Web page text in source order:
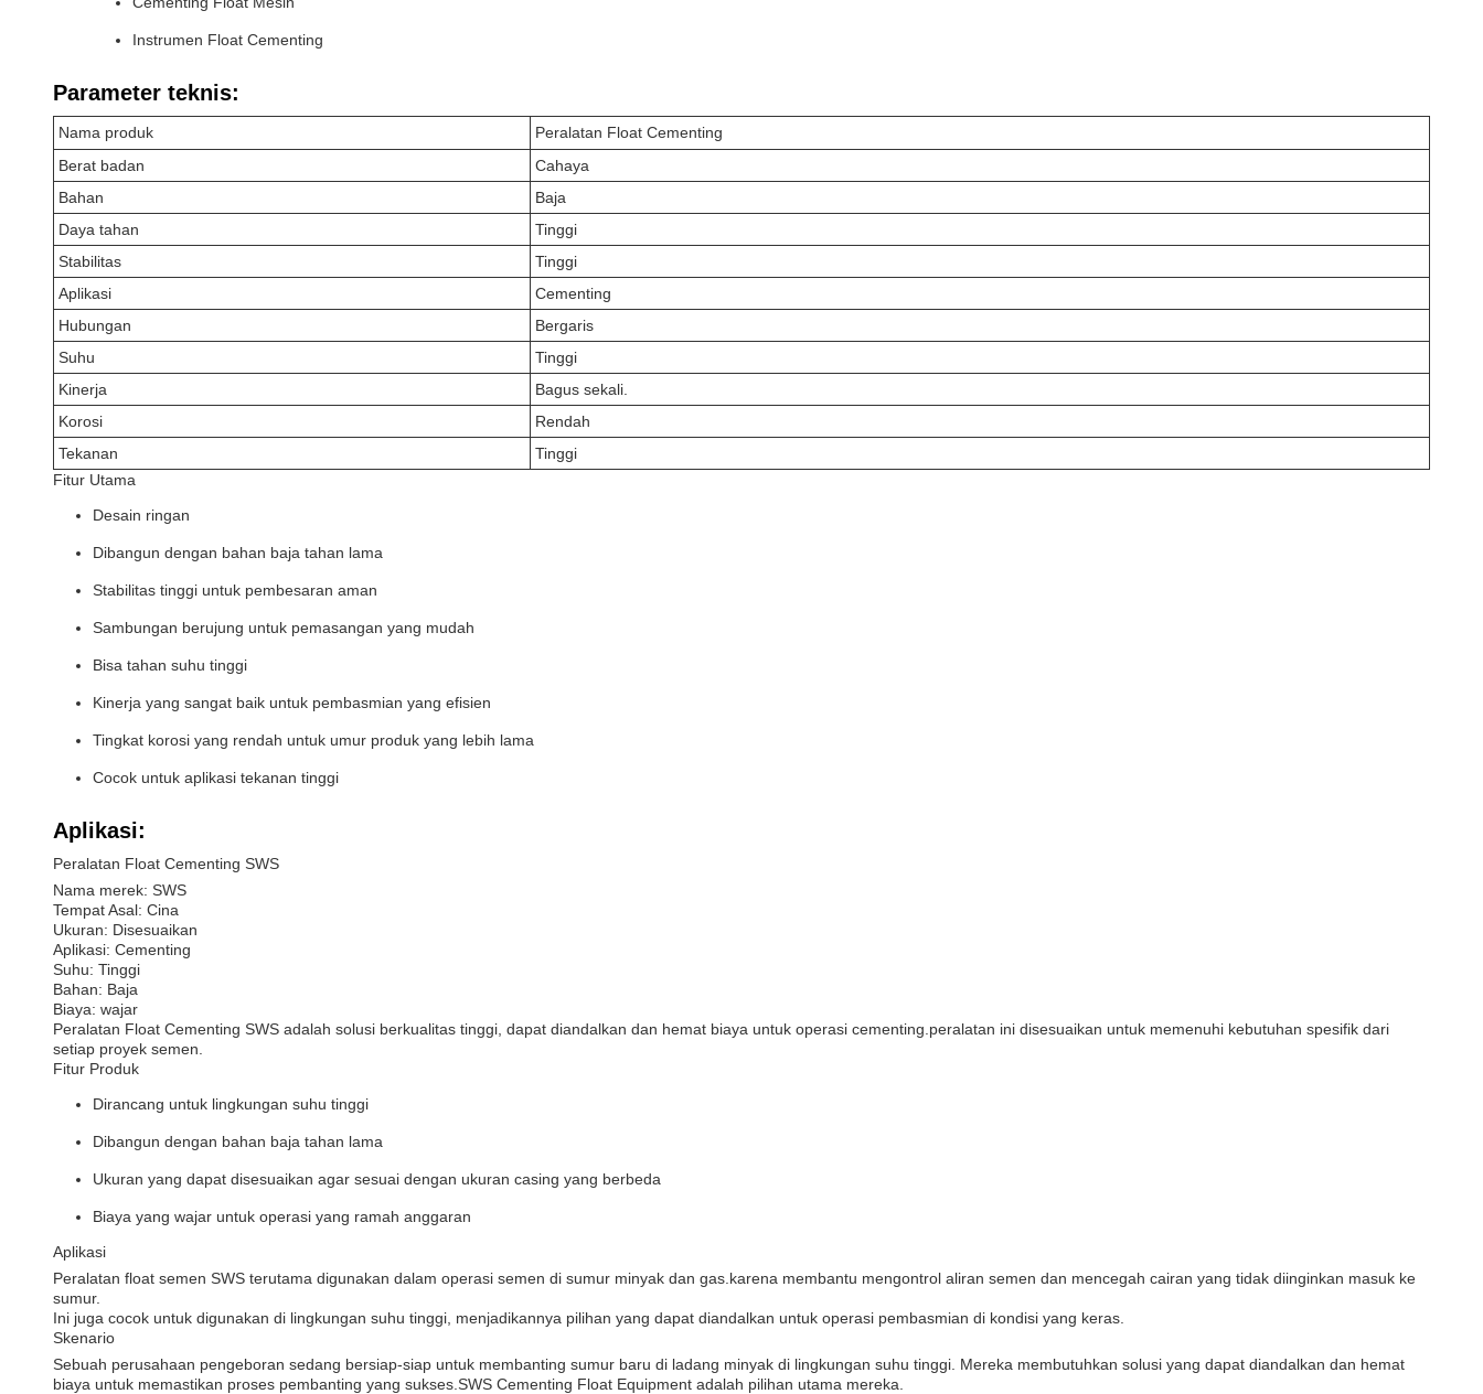
Instrumen Float Cementing
Parameter teknis:
Nama produk
Peralatan Float Cementing
Berat badan
Cahaya
Bahan
Baja
Daya tahan
Tinggi
Stabilitas
Tinggi
Aplikasi
Cementing
Hubungan
Bergaris
Suhu
Tinggi
Kinerja
Bagus sekali.
Korosi
Rendah
Tekanan
Tinggi
Fitur Utama
Desain ringan
Dibangun dengan bahan baja tahan lama
Stabilitas tinggi untuk pembesaran aman
Sambungan berujung untuk pemasangan yang mudah
Bisa tahan suhu tinggi
Kinerja yang sangat baik untuk pembasmian yang efisien
Tingkat korosi yang rendah untuk umur produk yang lebih lama
Cocok untuk aplikasi tekanan tinggi
Aplikasi:
Peralatan Float Cementing SWS
Nama merek: SWS
Tempat Asal: Cina
Ukuran: Disesuaikan
Aplikasi: Cementing
Suhu: Tinggi
Bahan: Baja
Biaya: wajar
Peralatan Float Cementing SWS adalah solusi berkualitas tinggi, dapat diandalkan dan hemat biaya untuk operasi cementing.peralatan ini disesuaikan untuk memenuhi kebutuhan spesifik dari
setiap proyek semen.
Fitur Produk
Dirancang untuk lingkungan suhu tinggi
Dibangun dengan bahan baja tahan lama
Ukuran yang dapat disesuaikan agar sesuai dengan ukuran casing yang berbeda
Biaya yang wajar untuk operasi yang ramah anggaran
Aplikasi
Peralatan float semen SWS terutama digunakan dalam operasi semen di sumur minyak dan gas.karena membantu mengontrol aliran semen dan mencegah cairan yang tidak diinginkan masuk ke
sumur.
Ini juga cocok untuk digunakan di lingkungan suhu tinggi, menjadikannya pilihan yang dapat diandalkan untuk operasi pembasmian di kondisi yang keras.
Skenario
Sebuah perusahaan pengeboran sedang bersiap-siap untuk membanting sumur baru di ladang minyak di lingkungan suhu tinggi. Mereka membutuhkan solusi yang dapat diandalkan dan hemat
biaya untuk memastikan proses pembanting yang sukses.SWS Cementing Float Equipment adalah pilihan utama mereka.